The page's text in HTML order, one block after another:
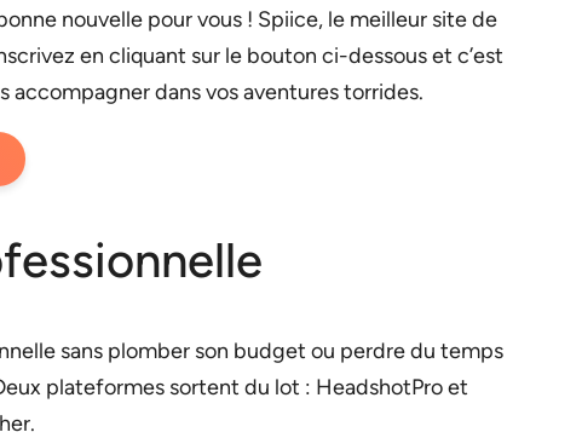
nouvelle pour vous ! Spiice, le meilleur site de
en cliquant sur le bouton ci-dessous et c’est
dans vos aventures torrides.
sans plomber son budget ou perdre du temps
plateformes sortent du lot : HeadshotPro et